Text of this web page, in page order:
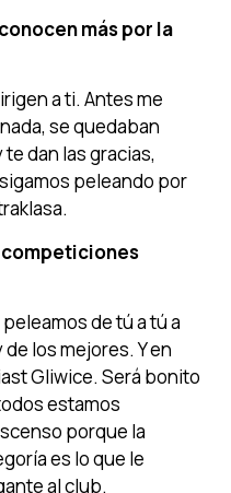
más por la
a ti. Antes me
se quedaban
dan las gracias,
peleando por
competiciones
de tú a tú a
los mejores. Y en
Gliwice. Será bonito
estamos
porque la
es lo que le
al club.